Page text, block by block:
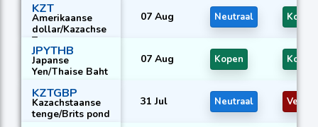
KZT
Amerikaanse
dollar/Kazachse
Tenge
07 Aug Neutraal Kopen
JPYTHB
Japanse
Yen/Thaise Baht
07 Aug Kopen Kopen
KZTGBP
Kazachstaanse
tenge/Brits pond
31 Jul Neutraal